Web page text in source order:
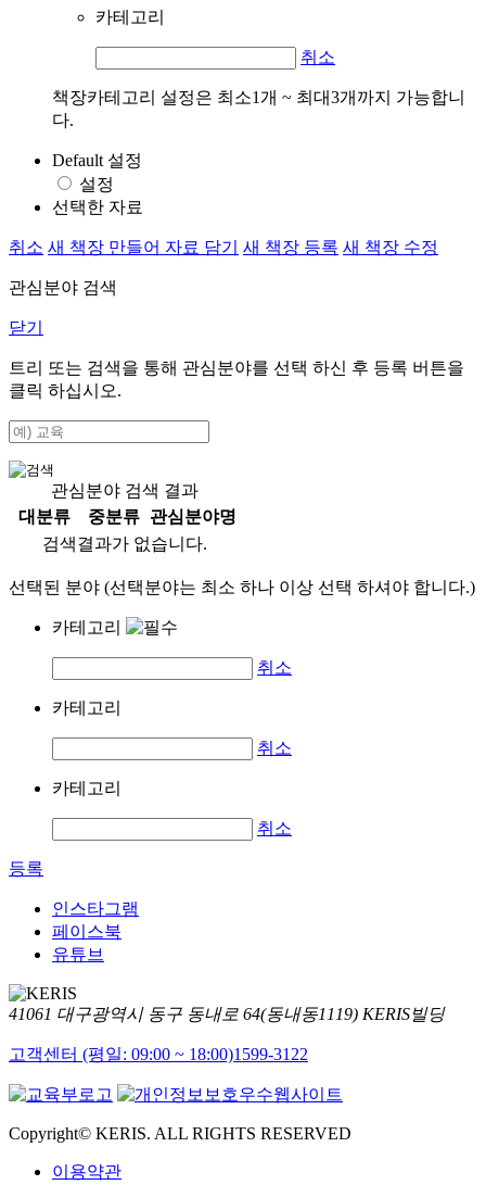
카테고리
취소
책장카테고리 설정은 최소1개 ~ 최대3개까지 가능합니
다.
Default 설정
설정
선택한 자료
취소 새 책장 만들어 자료 담기 새 책장 등록 새 책장 수정
관심분야 검색
닫기
트리 또는 검색을 통해 관심분야를 선택 하신 후 등록 버튼을
클릭 하십시오.
관심분야 검색 결과
대분류
중분류
관심분야명
검색결과가 없습니다.
선택된 분야 (선택분야는 최소 하나 이상 선택 하셔야 합니다.)
카테고리
취소
카테고리
취소
카테고리
취소
등록
인스타그램
페이스북
유튜브
41061 대구광역시 동구 동내로 64(동내동1119) KERIS빌딩
고객센터 (평일: 09:00 ~ 18:00)1599-3122
Copyright© KERIS. ALL RIGHTS RESERVED
이용약관